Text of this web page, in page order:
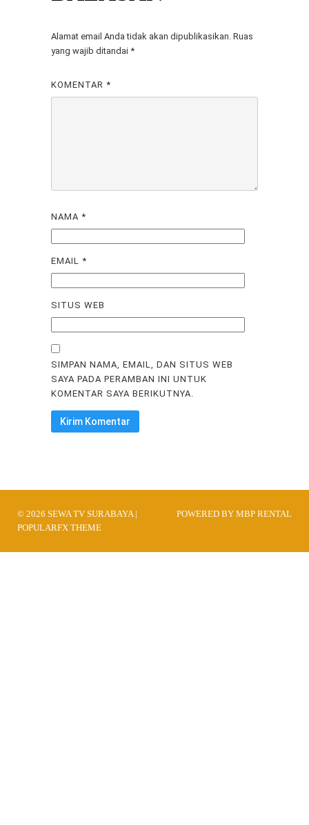
Alamat email Anda tidak akan dipublikasikan. Ruas
yang wajib ditandai*
KOMENTAR*
NAMA*
EMAIL*
SITUS WEB
SIMPAN NAMA, EMAIL, DAN SITUS WEB
SAYA PADA PERAMBAN INI UNTUK
KOMENTAR SAYA BERIKUTNYA.
© 2026 SEWA TV SURABAYA |
POPULARFX THEME
POWERED BY MBP RENTAL